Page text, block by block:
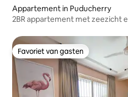
Appartement in Puducherry
2BR appartement met zeezicht
Favoriet van gasten
Favoriet van gasten